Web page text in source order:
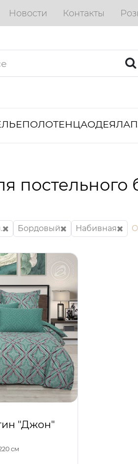
Новости Контакты
ПОЛОТЕНЦАОДЕЯЛА
постельного
Бордовый Набивная
"Джон"
см